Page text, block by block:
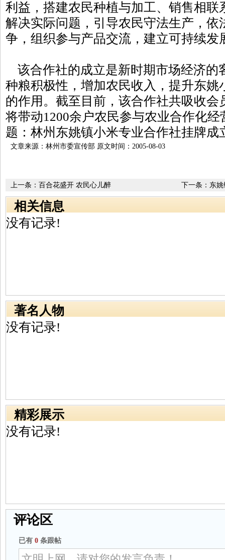
利益，搭建农民种植与加工、销售相联
解决实际问题，引导农民守法生产，依
争，组织参与产品交流，建立可持续发
该合作社的成立是新时期市场经济的
种粮积极性，增加农民收入，提升东姚
的作用。截至目前，该合作社共吸收会
将带动1200余户农民参与农业合作化
题：林州东姚镇小米专业合作社挂牌成
文章来源：林州市委宣传部 原文时间：2005-08-03
下一条： 东
上一条： 百合花盛开 农民心儿醉
相关信息
没有记录!
著名人物
没有记录!
精彩展示
没有记录!
评论区
已有 0 条跟帖